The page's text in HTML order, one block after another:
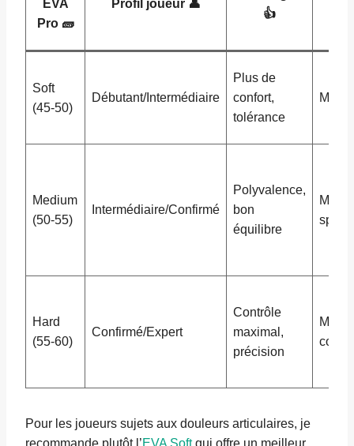
EVA
Pro 🧱
Profil joueur 👤
👍
Soft
(45-50)
Débutant/Intermédiaire
Plus de
confort,
tolérance
Medium
(50-55)
Intermédiaire/Confirmé
Polyvalence,
bon
équilibre
Moins
Hard
(55-60)
Confirmé/Expert
Contrôle
maximal,
précision
Moins
Pour les joueurs sujets aux douleurs articulaires, je
recommande plutôt l’EVA Softqui offre un meilleur